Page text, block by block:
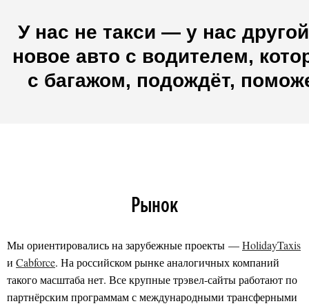
У нас не такси — у нас
новое авто с водителем,
с багажом, подождёт,
Рынок
Мы ориентировались на зарубежные проекты —HolidayTaxis
и Cabforce. На российском рынке аналогичных компаний
такого масштаба нет. Все крупные трэвел-сайты работают по
партнёрским программам с международными трансферными